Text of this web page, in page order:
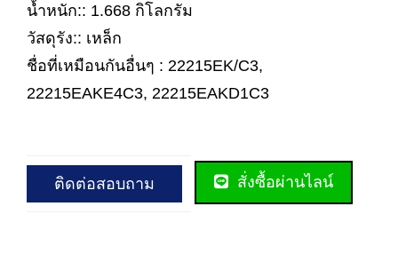
น้ำหนัก:: 1.668 กิโลกรัม
วัสดุรัง:: เหล็ก
ชื่อที่เหมือนกันอื่นๆ : 22215EK/C3,
22215EAKE4C3, 22215EAKD1C3
ติดต่อสอบถาม สั่งซื้อผ่านไลน์